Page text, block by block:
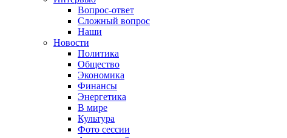
Вопрос-ответ
Сложный вопрос
Наши
Новости
Политика
Общество
Экономика
Финансы
Энергетика
В мире
Культура
Фото сессии